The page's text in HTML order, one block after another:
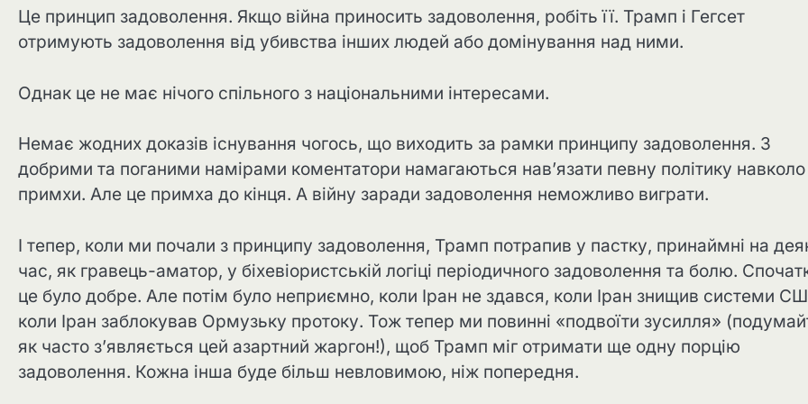
Це принцип задоволення. Якщо війна приносить задоволення, робіть її. Трамп і Гегсет
отримують задоволення від убивства інших людей або домінування над ними.
Однак це не має нічого спільного з національними інтересами.
Немає жодних доказів існування чогось, що виходить за рамки принципу задоволення. З
добрими та поганими намірами коментатори намагаються нав’язати певну політику навколо
примхи. Але це примха до кінця. А війну заради задоволення неможливо виграти.
І тепер, коли ми почали з принципу задоволення, Трамп потрапив у пастку, принаймні на
час, як гравець-аматор, у біхевіористській логіці періодичного задоволення та болю.
це було добре. Але потім було неприємно, коли Іран не здався, коли Іран знищив системи
коли Іран заблокував Ормузьку протоку. Тож тепер ми повинні «подвоїти зусилля»
як часто з’являється цей азартний жаргон!), щоб Трамп міг отримати ще одну порцію
задоволення. Кожна інша буде більш невловимою, ніж попередня.